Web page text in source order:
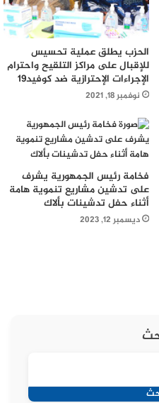
الحزب يطلق عملية تحسيس
للإقبال على مراكز التلقيح واحترام
الإجراءات الإحترازية ضد كوفيد19
نوفمبر 18, 2021
فخامة رئيس الجمهورية يشرف
على تدشين مشاريع تنموية هامة
أثناء حفل تدشينات بألاك
ديسمبر 12, 2023